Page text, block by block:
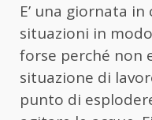
E’ una giornata
situazioni in
forse perché non
situazione di
punto di